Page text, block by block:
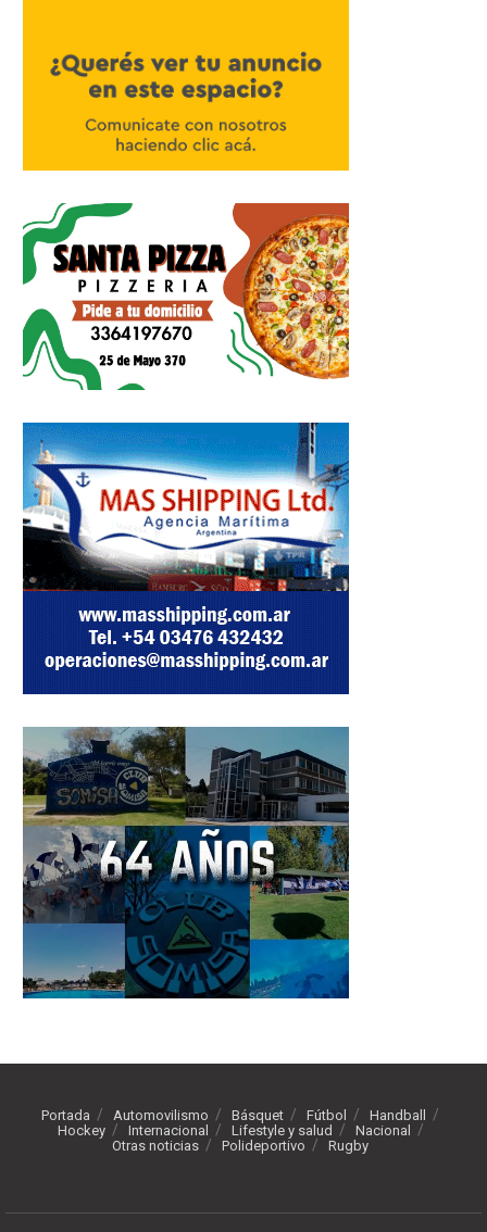
Portada Automovilismo Básquet Fútbol
Handball
Hockey
Internacional Lifestyle y salud
Nacional
Otras noticias
Polideportivo Rugby